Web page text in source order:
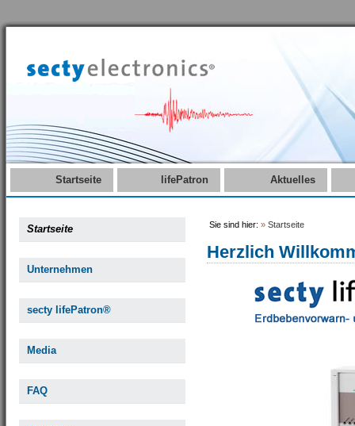
Startseite lifePatron Aktuelles
Startseite
Unternehmen
secty lifePatron®
Media
FAQ
Sie sind hier: » Startseite
Herzlich